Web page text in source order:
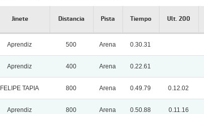
Jinete Distancia Pista Tiempo Ult. 200
Aprendiz 500 Arena 0.30.31
Aprendiz 400 Arena 0.22.61
FELIPE TAPIA 800 Arena 0.49.79 0.12.02
Aprendiz 800 Arena 0.50.88 0.11.16